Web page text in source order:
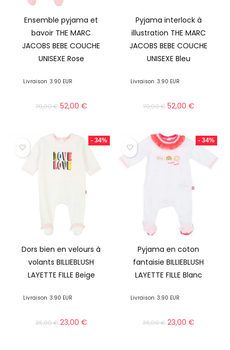
Ensemble pyjama et
bavoir THE MARC
JACOBS BEBE COUCHE
UNISEXE Rose
Livraison 3.90 EUR
79,00€ 52,00 €
Pyjama interlock à
illustration THE MARC
JACOBS BEBE COUCHE
UNISEXE Bleu
Livraison 3.90 EUR
79,00€ 52,00 €
- 34%
Dors bien en velours à
volants BILLIEBLUSH
LAYETTE FILLE Beige
Livraison 3.90 EUR
35,00€ 23,00 €
- 34%
Pyjama en coton
fantaisie BILLIEBLUSH
LAYETTE FILLE Blanc
Livraison 3.90 EUR
35,00€ 23,00 €